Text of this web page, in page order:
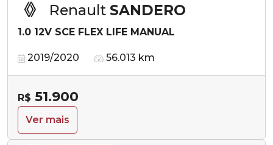
Renault SANDERO
1.0 12V SCE FLEX LIFE MANUAL
2019/2020 56.013 km
R$ 51.900
Ver mais